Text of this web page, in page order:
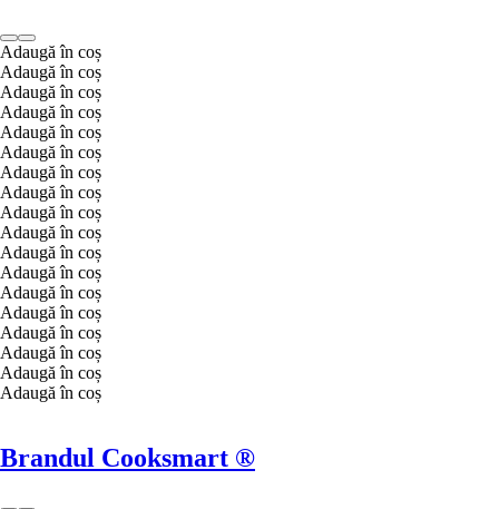
Adaugă în coș
Adaugă în coș
Adaugă în coș
Adaugă în coș
Adaugă în coș
Adaugă în coș
Adaugă în coș
Adaugă în coș
Adaugă în coș
Adaugă în coș
Adaugă în coș
Adaugă în coș
Adaugă în coș
Adaugă în coș
Adaugă în coș
Adaugă în coș
Adaugă în coș
Adaugă în coș
Brandul Cooksmart ®